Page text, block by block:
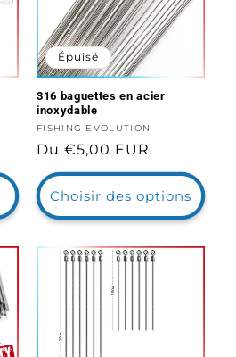
Épuisé
316 baguettes en acier
inoxydable
Distributeur :
FISHING EVOLUTION
Prix
habituel
Du €5,00 EUR
Choisir des options